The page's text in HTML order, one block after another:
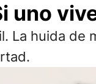
uno
La huida de